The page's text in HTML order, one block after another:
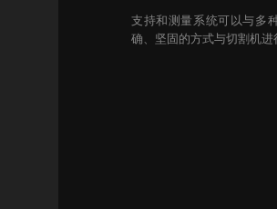
支持和测量系统可以与多
确、坚固的方式与切割机进